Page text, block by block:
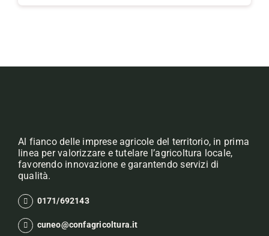
Al fianco delle imprese agricole del territorio, in prima
linea per valorizzare e tutelare l’agricoltura locale,
favorendo innovazione e garantendo servizi di
qualità.
0171/692143
cuneo@confagricoltura.it